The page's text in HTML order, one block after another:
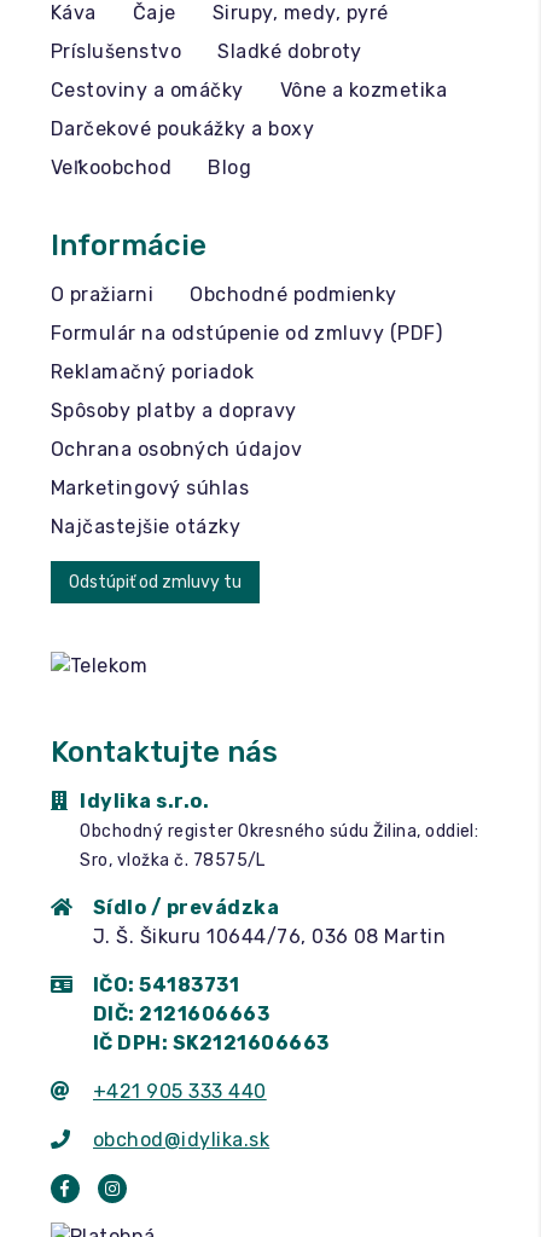
Káva Čaje
Sirupy, medy, pyré
Príslušenstvo
Sladké dobroty
Cestoviny a omáčky
Vône a kozmetika
Darčekové poukážky a boxy
Veľkoobchod
Blog
Informácie
O pražiarni
Obchodné podmienky
Formulár na odstúpenie od zmluvy (PDF)
Reklamačný poriadok
Spôsoby platby a dopravy
Ochrana osobných údajov
Marketingový súhlas
Najčastejšie otázky
Odstúpiť od zmluvy tu
Kontaktujte nás
Idylika s.r.o.
Obchodný register Okresného súdu Žilina, oddiel:
Sro, vložka č. 78575/L
Sídlo / prevádzka
J. Š. Šikuru 10644/76, 036 08 Martin
IČO: 54183731
DIČ: 2121606663
IČ DPH: SK2121606663
+421 905 333 440
obchod@idylika.sk